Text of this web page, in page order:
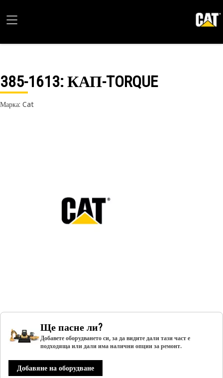
385-1613: КАП-TORQUE
Марка: Cat
Ще пасне ли?
Добавете оборудването си, за да видите дали тази част е
подходяща или дали има налични опции за ремонт.
Добавяне на оборудване